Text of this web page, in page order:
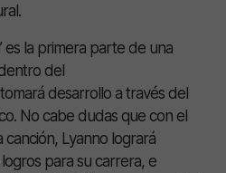
es la primera parte de una
del
desarrollo a través del
No cabe dudas que con el
Lyanno logrará
para su carrera, e